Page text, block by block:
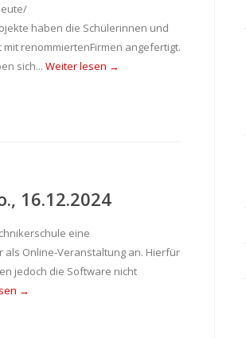
haben die Schülerinnen und
renommiertenFirmen angefertigt.
sich... Weiter lesen →
16.12.2024
eine
als Online-Veranstaltung an. Hierfür
jedoch die Software nicht
→